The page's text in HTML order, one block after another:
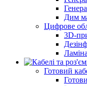
Дим
Цифрове
3D-
Готовий